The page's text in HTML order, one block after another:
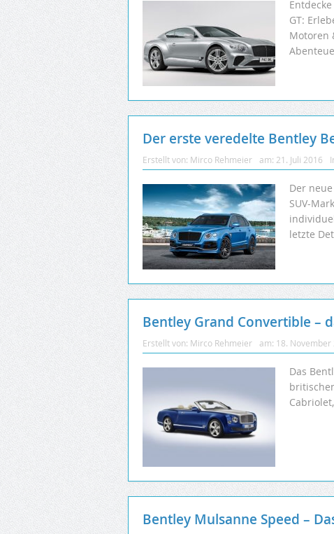
GT:
Motoren
Der erste veredelte Bentley
Erstellt von: Mirco Rehmeier am: 21. Juli 2016
Der
SUV-
letzte
Bentley Grand Convertible –
Erstellt von: Mirco Rehmeier am: 18. November
Das
Bentley Mulsanne Speed –